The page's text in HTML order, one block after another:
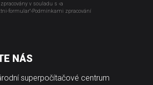
NÁS
superpočítačové centrum
v souladu s ‹a
formular"›Podmínkami zpracování